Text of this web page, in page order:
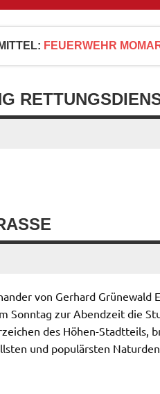
FEUERWEHR
von Gerhard
Sonntag zur Abendzeit die
des Höhen-Stadtteils,
und populärsten